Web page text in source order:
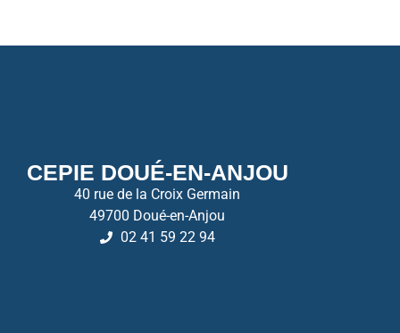
CEPIE DOUÉ-EN-ANJOU
40 rue de la Croix Germain
49700 Doué-en-Anjou
02 41 59 22 94